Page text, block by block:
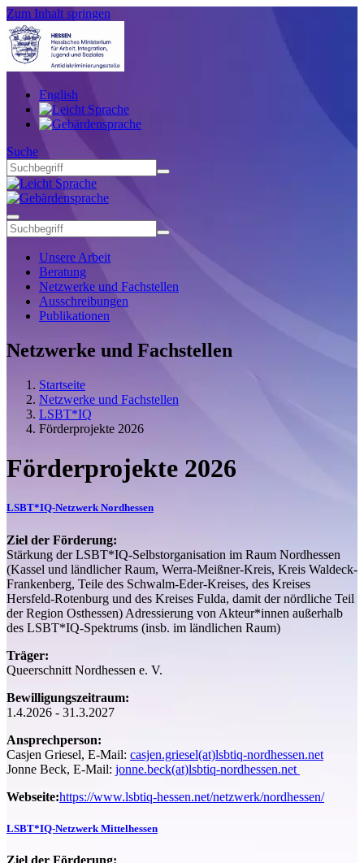
Zum Inhalt springen
English
Suche
Unsere Arbeit
Beratung
Netzwerke und Fachstellen
Ausschreibungen
Publikationen
Netzwerke und Fachstellen
Startseite
Netzwerke und Fachstellen
LSBT*IQ
Förderprojekte 2026
Förderprojekte 2026
LSBT*IQ-Netzwerk Nordhessen
Ziel der Förderung:
Stärkung der LSBT*IQ-Selbstorganisation im Raum Nordhessen
(Kassel und ländlicher Raum, Werra-Meißner-Kreis, Kreis Waldeck-
Frankenberg, Teile des Schwalm-Eder-Kreises, des Kreises
Hersfeld-Rotenburg und des Kreises Fulda, damit der nördliche Teil
der Region Osthessen) Adressierung von Akteur*innen außerhalb
des LSBT*IQ-Spektrums (insb. im ländlichen Raum)
Träger:
Queerschnitt Nordhessen e. V.
Bewilligungszeitraum:
1.4.2026 - 31.3.2027
Ansprechperson:
Casjen Griesel, E-Mail: casjen.griesel(at)lsbtiq-nordhessen.net
Jonne Beck, E-Mail: jonne.beck(at)lsbtiq-nordhessen.net
Webseite:https://www.lsbtiq-hessen.net/netzwerk/nordhessen/
LSBT*IQ-Netzwerk Mittelhessen
Ziel der Förderung: